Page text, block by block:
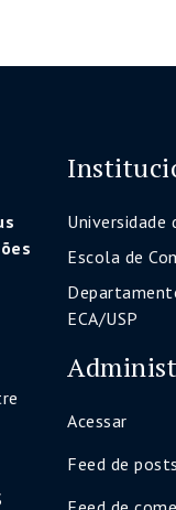
Universidade
Escola de
ECA/USP
Acessar
Feed de posts